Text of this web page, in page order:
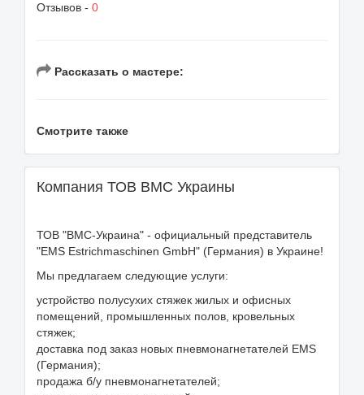
Отзывов - 0
Рассказать о мастере:
Смотрите также
Компания ТОВ ВМС Украины
ТОВ "ВМС-Украина" - официальный представитель
"EMS Estrichmaschinen GmbH" (Германия) в Украине!
Мы предлагаем следующие услуги:
устройство полусухих стяжек жилых и офисных
помещений, промышленных полов, кровельных
стяжек;
доставка под заказ новых пневмонагнетателей EMS
(Германия);
продажа б/у пневмонагнетателей;